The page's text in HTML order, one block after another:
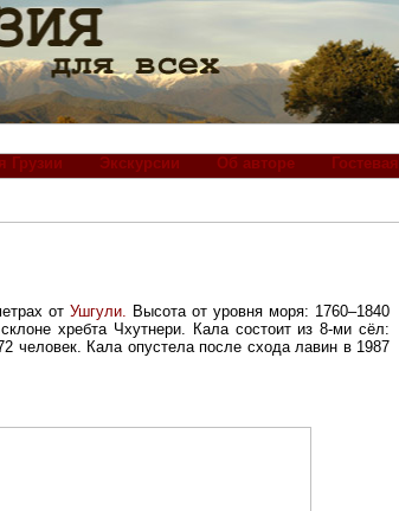
Грузии Экскурсии Об авторе Гостевая
от Ушгули. Высота от уровня моря: 1760–1840
хребта Чхутнери. Кала состоит из 8-ми сёл:
Кала опустела после схода лавин в 1987